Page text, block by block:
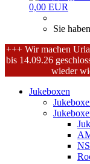
0,00 EUR
Sie
+++ Wir machen
bis 14.09.26
wieder
Jukeboxen